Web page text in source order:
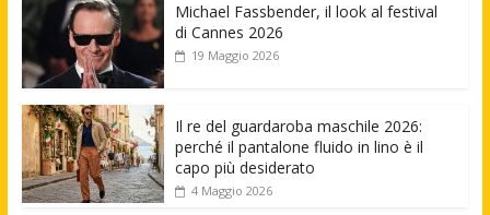
Michael Fassbender, il look al festival
di Cannes 2026
19 Maggio 2026
Il re del guardaroba maschile 2026:
perché il pantalone fluido in lino è il
capo più desiderato
4 Maggio 2026